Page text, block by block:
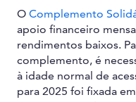
O Complemento
apoio financeiro
rendimentos baixos.
complemento, é
à idade normal de
para 2025 foi fixada